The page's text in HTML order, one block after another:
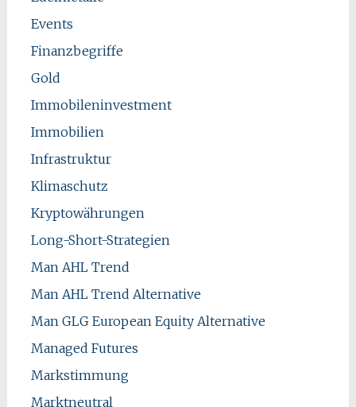
Events
Finanzbegriffe
Gold
Immobileninvestment
Immobilien
Infrastruktur
Klimaschutz
Kryptowährungen
Long-Short-Strategien
Man AHL Trend
Man AHL Trend Alternative
Man GLG European Equity Alternative
Managed Futures
Markstimmung
Marktneutral